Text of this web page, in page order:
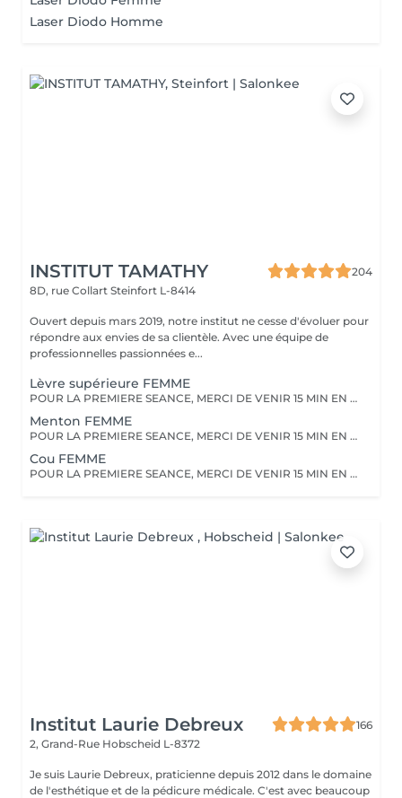
Laser Diodo Homme
INSTITUT TAMATHY
204
8D, rue Collart Steinfort L-8414
Ouvert depuis mars 2019, notre institut ne cesse d'évoluer pour
répondre aux envies de sa clientèle. Avec une équipe de
professionnelles passionnées e...
Lèvre supérieure FEMME
POUR LA PREMIERE SEANCE, MERCI DE VENIR 15 MIN EN AVANCE. Vous devez raser la zone à traiter 48 heures avant le rendez-vous. Merci de ne pas appliquer de crème, et pas de déodorant sur la zone le jour même.
Menton FEMME
POUR LA PREMIERE SEANCE, MERCI DE VENIR 15 MIN EN AVANCE. Vous devez raser la zone à traiter 48 heures avant le rendez-vous. Merci de ne pas appliquer de crème, et pas de déodorant sur la zone le jour même.
Cou FEMME
POUR LA PREMIERE SEANCE, MERCI DE VENIR 15 MIN EN AVANCE. Vous devez raser la zone à traiter 48 heures avant le rendez-vous. Merci de ne pas appliquer de crème, et pas de déodorant sur la zone le jour même.
Institut Laurie Debreux
166
2, Grand-Rue Hobscheid L-8372
Je suis Laurie Debreux, praticienne depuis 2012 dans le domaine
de l'esthétique et de la pédicure médicale. C'est avec beaucoup